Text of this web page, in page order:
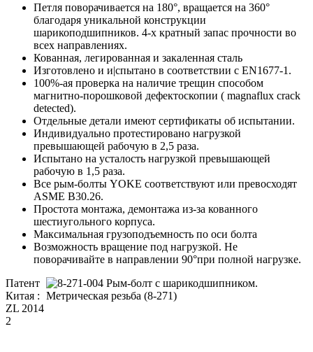
Петля поворачивается на 180°, вращается на 360°
благодаря уникальной конструкции
шарикоподшипников. 4-х кратный запас прочности во
всех направлениях.
Кованная, легированная и закаленная сталь
Изготовлено и и|спытано в соответствии с EN1677-1.
100%-ая проверка на наличие трещин способом
магнитно-порошковой дефектоскопии ( magnaflux crack
detected).
Отдельные детали имеют сертификаты об испытании.
Индивидуально протестировано нагрузкой
превышающей рабочую в 2,5 раза.
Испытано на усталость нагрузкой превышающей
рабочую в 1,5 раза.
Все рым-болты YOKE соответствуют или превосходят
ASME В30.26.
Простота монтажа, демонтажа из-за кованного
шестиугольного корпуса.
Максимальная грузоподъемность по оси болта
Возможность вращение под нагрузкой. Не
поворачивайте в направлении 90°при полной нагрузке.
Патент
Китая :
ZL 2014
2